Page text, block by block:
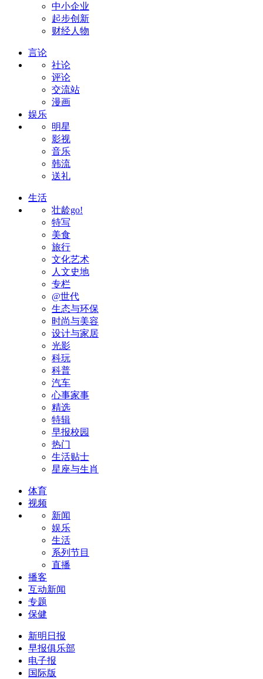
中小企业
起步创新
财经人物
言论
社论
评论
交流站
漫画
娱乐
明星
影视
音乐
韩流
送礼
生活
壮龄go!
特写
美食
旅行
文化艺术
人文史地
专栏
@世代
生态与环保
时尚与美容
设计与家居
光影
科玩
科普
汽车
心事家事
精选
特辑
早报校园
热门
生活贴士
星座与生肖
体育
视频
新闻
娱乐
生活
系列节目
直播
播客
互动新闻
专题
保健
新明日报
早报俱乐部
电子报
国际版